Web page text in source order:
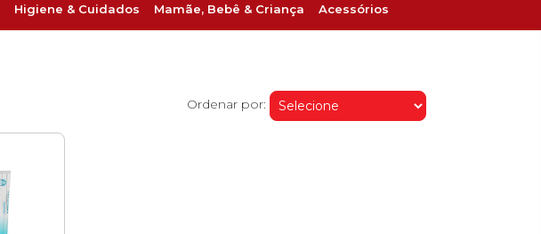
Higiene & Cuidados Mamãe, Bebê & Criança Acessórios
Ordenar por: